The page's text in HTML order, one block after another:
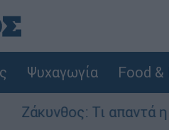
Ψυχαγωγία Food &
απαντά η ΕΛΑΣ για τους